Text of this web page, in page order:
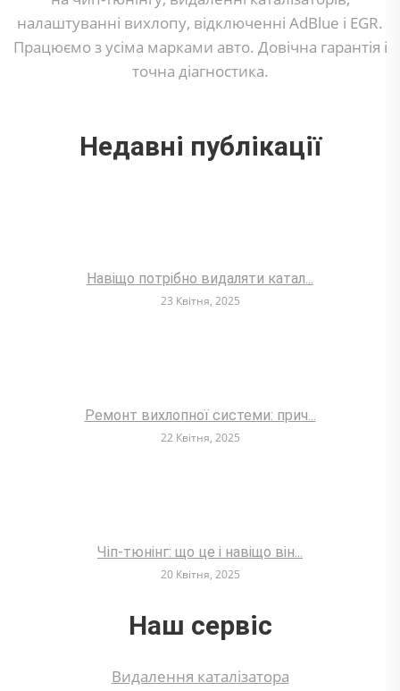
налаштуванні вихлопу, відключенні AdBlue і EGR.
Працюємо з усіма марками авто. Довічна гарантія і
точна діагностика.
Недавні публікації
Навіщо потрібно видаляти катал...
23 Квітня, 2025
Ремонт вихлопної системи: прич...
22 Квітня, 2025
Чіп-тюнінг: що це і навіщо він...
20 Квітня, 2025
Наш сервіс
Видалення каталізатора